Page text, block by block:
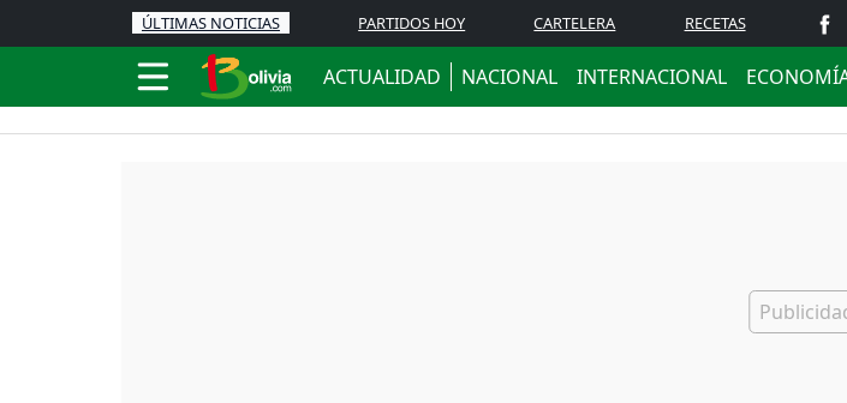
ÚLTIMAS NOTICIAS PARTIDOS HOY CARTELERA RECETAS
ACTUALIDAD NACIONAL INTERNACIONAL